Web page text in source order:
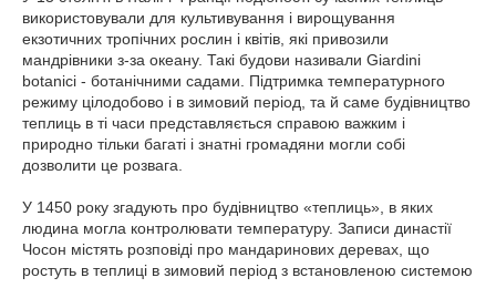
використовували для культивування і вирощування
екзотичних тропічних рослин і квітів, які привозили
мандрівники з-за океану. Такі будови називали Giardini
botanici - ботанічними садами. Підтримка температурного
режиму цілодобово і в зимовий період, та й саме будівництво
теплиць в ті часи представляється справою важким і
природно тільки багаті і знатні громадяни могли собі
дозволити це розвага.
У 1450 року згадують про будівництво «теплиць», в яких
людина могла контролювати температуру. Записи династії
Чосон містять розповіді про мандаринових деревах, що
ростуть в теплиці в зимовий період з встановленою системою